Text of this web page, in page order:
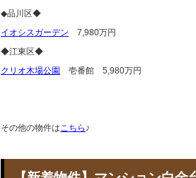
◆品川区◆
イオシスガーデン 7,980万円
◆江東区◆
クリオ木場公園
壱番館 5,980万円
その他の物件はこちら ♪